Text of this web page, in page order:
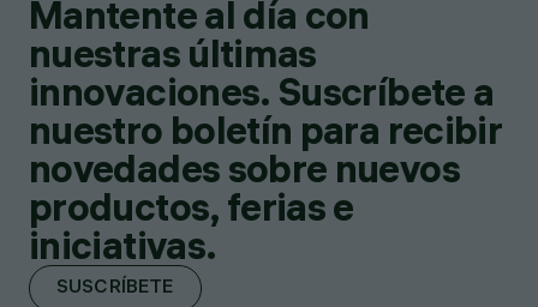
Mantente al día con
nuestras últimas
innovaciones. Suscríbete a
nuestro boletín para recibir
novedades sobre nuevos
productos, ferias e
iniciativas.
SUSCRÍBETE